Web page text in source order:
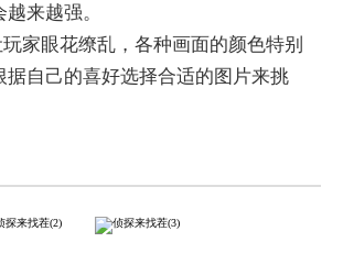
来越强。
家眼花缭乱，各种画面的颜色特别
据自己的喜好选择合适的图片来挑